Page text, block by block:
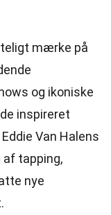
mærke på
og ikoniske
inspireret
Van Halens
tapping,
nye